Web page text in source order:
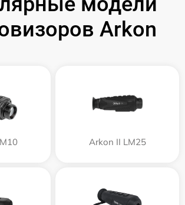
Arkon
Arkon II LM25